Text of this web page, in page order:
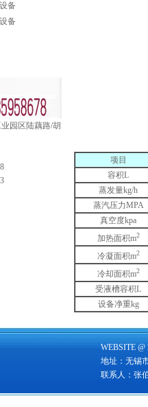
备
备
园区陆藕路/胡
项目
容积L
蒸发量kg/h
蒸汽压力MPA
真空度kpa
加热面积m2
冷凝面积m2
冷却面积m2
受液槽容积L
设备净重kg
WEBSITE @
地址：无锡
联系人：张